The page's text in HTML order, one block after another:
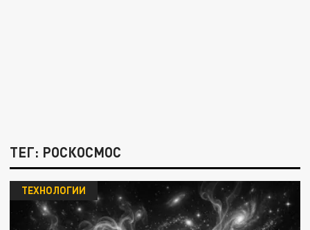
ТЕГ: РОСКОСМОС
ТЕХНОЛОГИИ